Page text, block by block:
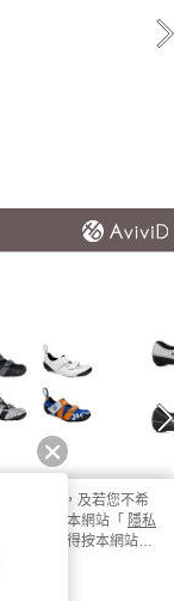
TR+ 魔鬼氈
之詳情，及若您不希
，請參閱本網站「 隱私
意本公司得按本網站使